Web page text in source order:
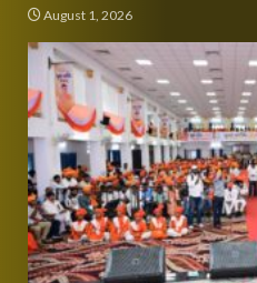
August 1, 2026